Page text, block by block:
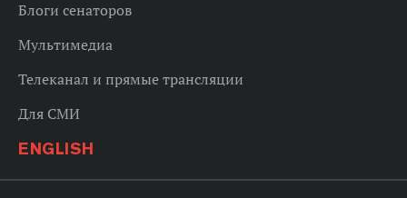
Блоги сенаторов
Мультимедиа
Телеканал и прямые трансляции
Для СМИ
ENGLISH